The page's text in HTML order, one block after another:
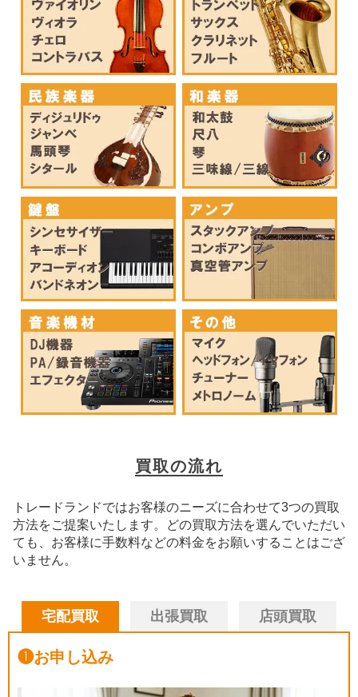
買取の流れ
トレードランドではお客様のニーズに合わせて3つの買取
方法をご提案いたします。
どの買取方法を選んでいただい
ても、お客様に手数料などの料金をお願いすることはござ
いません。
宅配買取 出張買取 店頭買取
❶お申し込み